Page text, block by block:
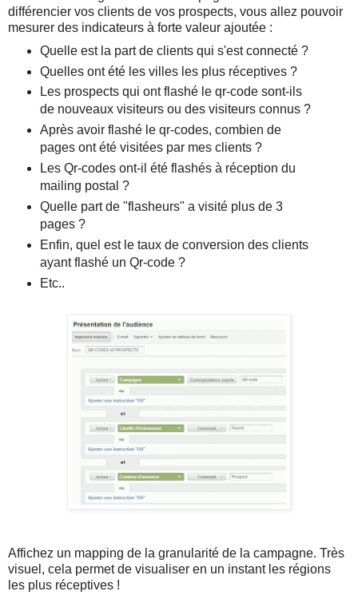
différencier vos clients de vos prospects, vous allez pouvoir
mesurer des indicateurs à forte valeur ajoutée :
Quelle est la part de clients qui s'est connecté ?
Quelles ont été les villes les plus réceptives ?
Les prospects qui ont flashé le qr-code sont-ils
de nouveaux visiteurs ou des visiteurs connus ?
Après avoir flashé le qr-codes, combien de
pages ont été visitées par mes clients ?
Les Qr-codes ont-il été flashés à réception du
mailing postal ?
Quelle part de "flasheurs" a visité plus de 3
pages ?
Enfin, quel est le taux de conversion des clients
ayant flashé un Qr-code ?
Etc..
Affichez un mapping de la granularité de la campagne. Très
visuel, cela permet de visualiser en un instant les régions
les plus réceptives !